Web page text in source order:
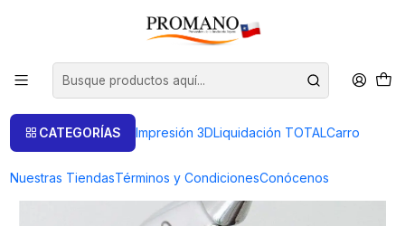
CATEGORÍAS Impresión 3DLiquidación TOTALCarro
Nuestras TiendasTérminos y CondicionesConócenos
Herramientas Martillos
MARTILLO PARA REPUJADO DE 65MM.